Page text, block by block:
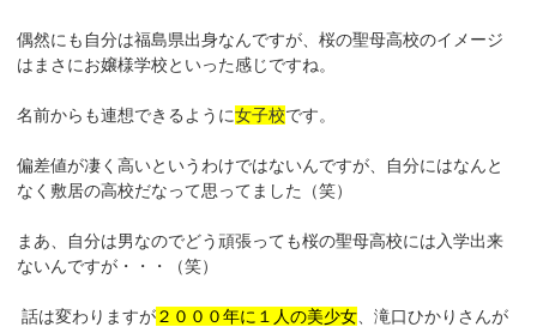
偶然にも自分は福島県出身なんですが、桜の聖母高校のイメージ
はまさにお嬢様学校といった感じですね。
名前からも連想できるように女子校です。
偏差値が凄く高いというわけではないんですが、自分にはなんと
なく敷居の高校だなって思ってました（笑）
まあ、自分は男なのでどう頑張っても桜の聖母高校には入学出来
ないんですが・・・（笑）
話は変わりますが２０００年に１人の美少女 、滝口ひかりさんが